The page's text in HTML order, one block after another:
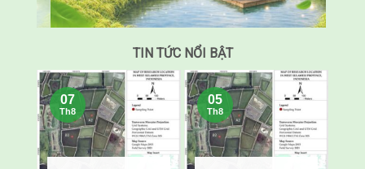
TIN TỨC NỔI BẬT
07
Th8
05
Th8